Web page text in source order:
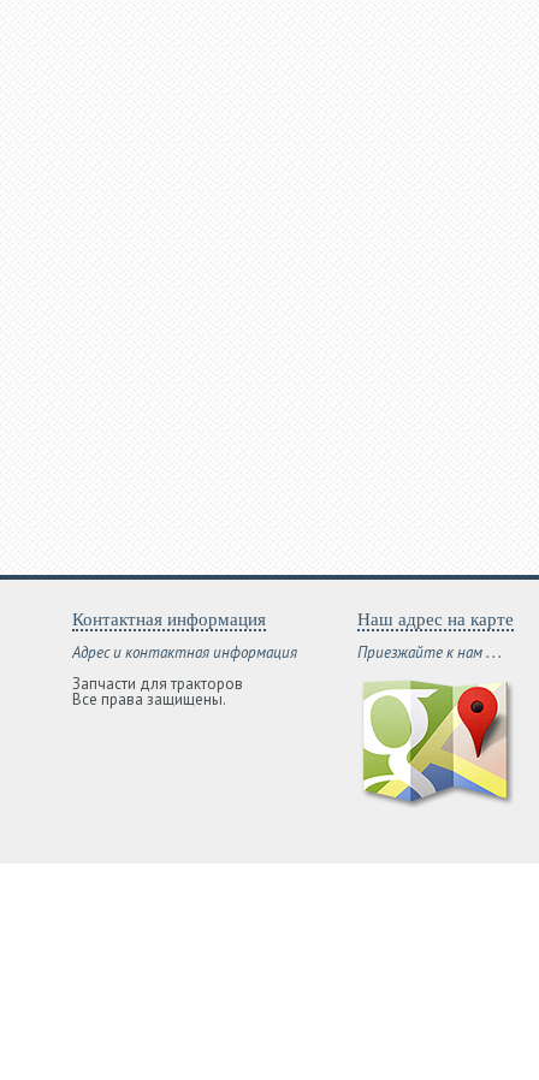
Контактная информация
Адрес и контактная информация
Запчасти для тракторов
Все права защищены.
Наш адрес на карте
Приезжайте к нам . . .